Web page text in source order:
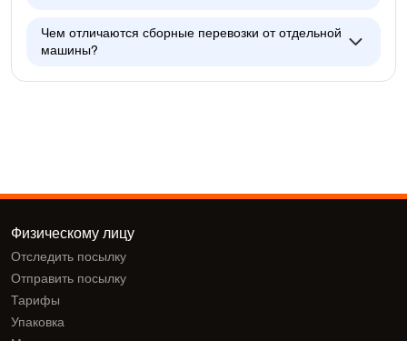
Чем отличаются сборные перевозки от отдельной
машины?
Физическому лицу
Отследить посылку
Отправить посылку
Тарифы
Упаковка